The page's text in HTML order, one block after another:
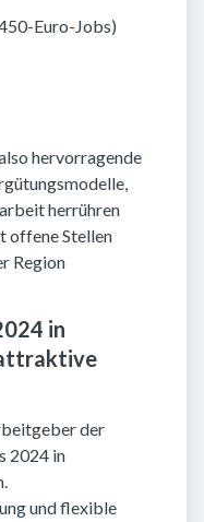
Euro-Jobs)
hervorragende
herrühren
offene Stellen
Region
in
der
2024 in
und flexible